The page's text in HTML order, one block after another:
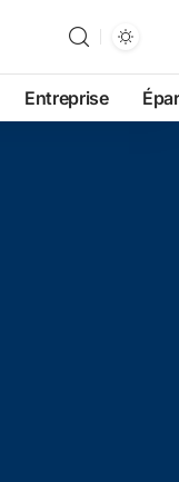
Entreprise